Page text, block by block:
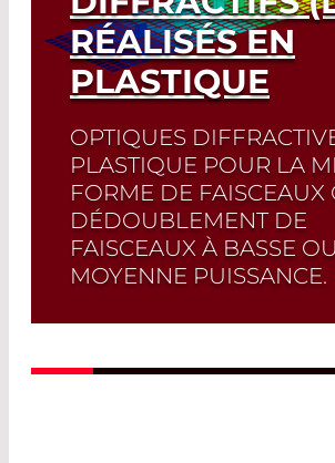
RÉALISÉS EN
PLASTIQUE
OPTIQUES
PLASTIQUE POUR LA
FORME DE FAISCEAUX
DÉDOUBLEMENT DE
FAISCEAUX À BASSE OU
MOYENNE PUISSANCE.